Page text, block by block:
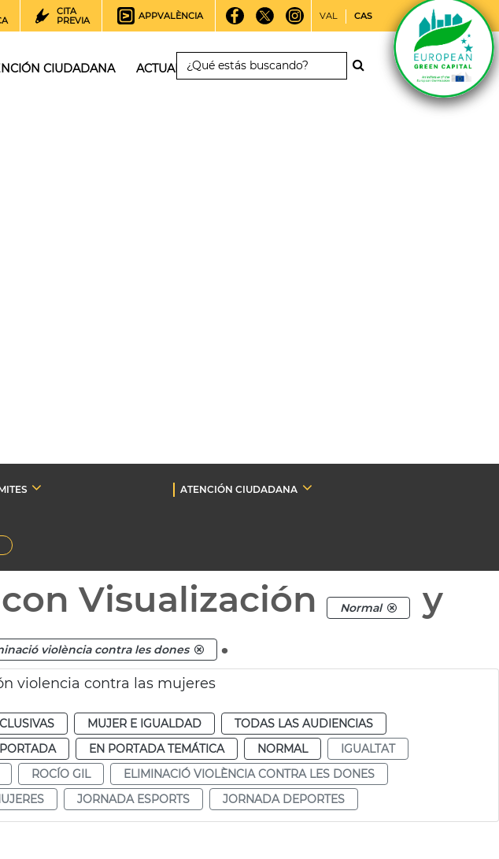
CITA
PREVIA
APPVALÈNCIA VAL CAS
CIUDADANA ACTUALIDAD
ATENCIÓN CIUDADANA
Visualización Normal
y
violència contra les dones .
violencia contra las mujeres
MUJER E IGUALDAD
TODAS LAS AUDIENCIAS
EN PORTADA TEMÁTICA NORMAL
IGUALTAT
ROCÍO GIL
ELIMINACIÓ VIOLÈNCIA CONTRA LES DONES
JORNADA ESPORTS JORNADA DEPORTES